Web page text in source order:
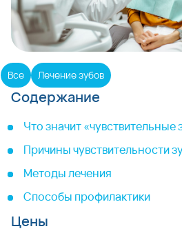
Все Лечение зубов
Содержание
Что значит «чувствительные
Причины чувствительности
Методы лечения
Способы профилактики
Цены